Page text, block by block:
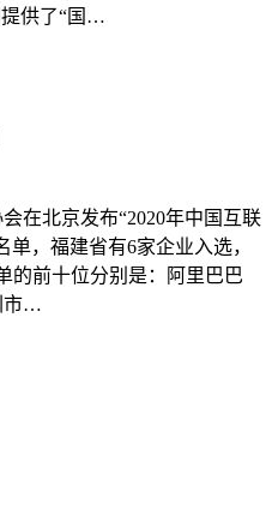
提供了“国…
在北京发布“2020年中国互联
单，福建省有6家企业入选，
的前十位分别是：阿里巴巴
市…